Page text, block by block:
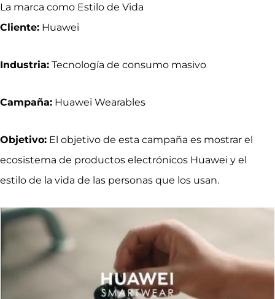
La marca como Estilo de Vida
Cliente: Huawei
Industria: Tecnología de consumo masivo
Campaña: Huawei Wearables
Objetivo: El objetivo de esta campaña es mostrar el
ecosistema de productos electrónicos Huawei y el
estilo de la vida de las personas que los usan.